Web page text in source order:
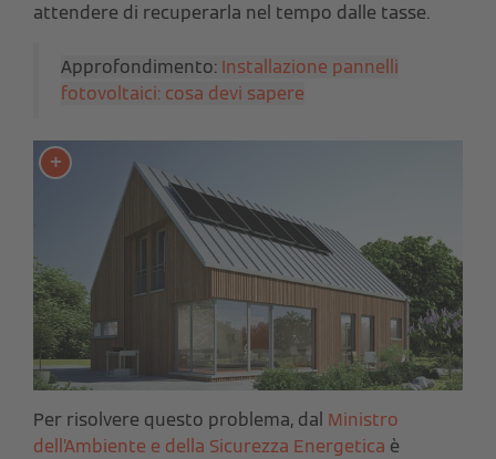
attendere di recuperarla nel tempo dalle tasse.
Approfondimento: Installazione pannelli
fotovoltaici: cosa devi sapere
Per risolvere questo problema, dal Ministro
dell’Ambiente e della Sicurezza Energetica è